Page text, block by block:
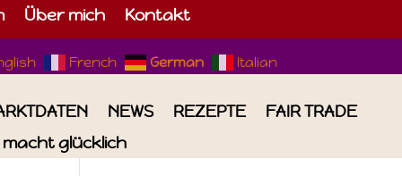
Über mich Kontakt
French German Italian
NEWS REZEPTE
FAIR TRADE
macht glücklich